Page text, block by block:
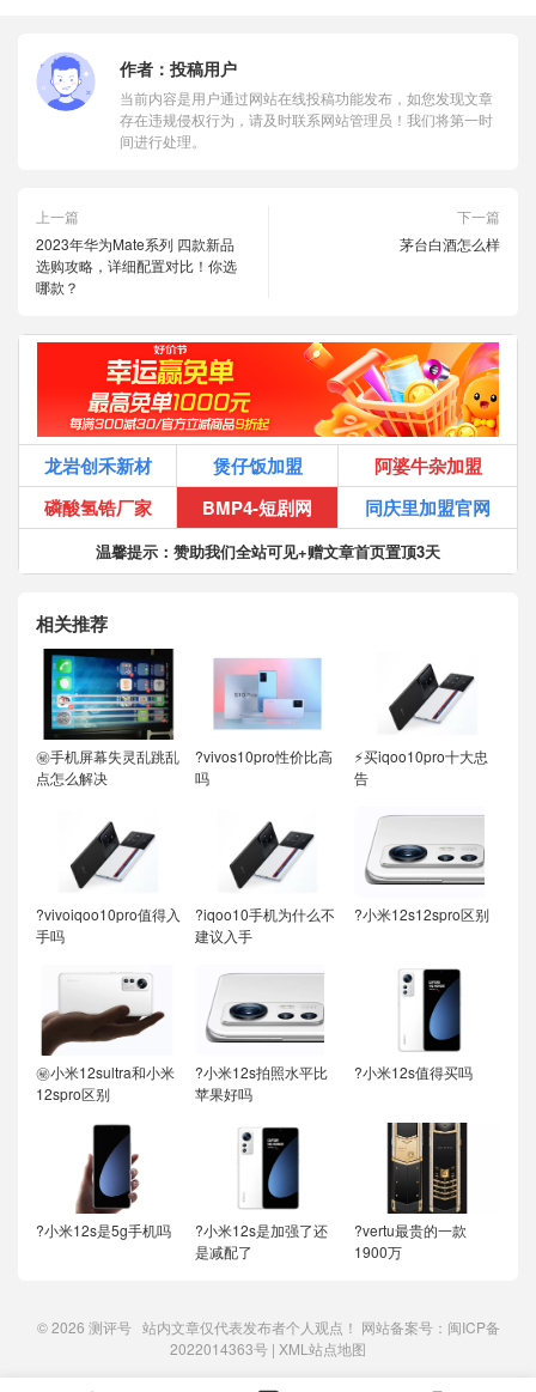
作者： 投稿用户
当前内容是用户通过网站在线投稿功能发布，如您发现文章
存在违规侵权行为，请及时联系网站管理员！我们将第一时
间进行处理。
上一篇
2023年华为Mate系列 四款新品
选购攻略，详细配置对比！你选
哪款？
下一篇
茅台白酒怎么样
龙岩创禾新材 煲仔饭加盟
阿婆牛杂加盟
磷酸氢锆厂家
BMP4-短剧网 同庆里加盟官网
温馨提示：赞助我们全站可见+赠文章首页置顶3天
相关推荐
㊙️手机屏幕失灵乱跳乱
点怎么解决
?vivos10pro性价比高
吗
⚡买iqoo10pro十大忠
告
?vivoiqoo10pro值得入
手吗
?iqoo10手机为什么不
建议入手
?小米12s12spro区别
㊙️小米12sultra和小米
12spro区别
?小米12s拍照水平比
苹果好吗
?小米12s值得买吗
?小米12s是5g手机吗
?小米12s是加强了还
是减配了
?vertu最贵的一款
1900万
© 2026 测评号站内文章仅代表发布者个人观点！ 网站备案号： 闽ICP备
2022014363号 | XML站点地图